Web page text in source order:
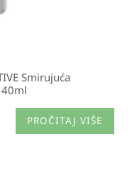
Smirujuća
PROČITAJ VIŠE